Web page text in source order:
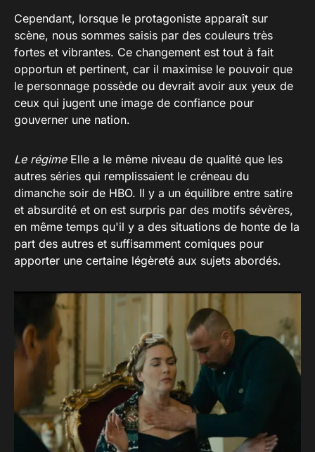
Cependant, lorsque le protagoniste apparaît sur
scène, nous sommes saisis par des couleurs très
fortes et vibrantes. Ce changement est tout à fait
opportun et pertinent, car il maximise le pouvoir que
le personnage possède ou devrait avoir aux yeux de
ceux qui jugent une image de confiance pour
gouverner une nation.
Le régimeElle a le même niveau de qualité que les
autres séries qui remplissaient le créneau du
dimanche soir de HBO. Il y a un équilibre entre satire
et absurdité et on est surpris par des motifs sévères,
en même temps qu'il y a des situations de honte de la
part des autres et suffisamment comiques pour
apporter une certaine légèreté aux sujets abordés.